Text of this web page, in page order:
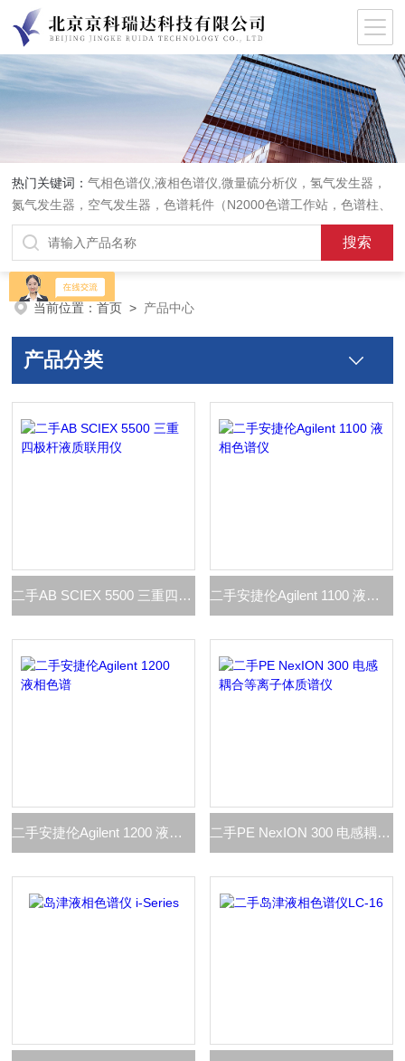
热门关键词：气相色谱仪,液相色谱仪,微量硫分析仪，氢气发生器，
氮气发生器，空气发生器，色谱耗件（N2000色谱工作站，色谱柱、
阀件、进样器、色谱担体），顶空进样器，热解析仪，紫外分光光度
计，原子吸收分光光度计，傅立叶红外光谱仪，分析天平等常规实验
室产品。
当前位置：首页 > 产品中心
产品分类
二手AB SCIEX 5500 三重四极杆液质联用仪 二手安捷伦Agilent 1100 液相色谱仪
二手安捷伦Agilent 1200 液相色谱 二手PE NexION 300 电感耦合等离子体质谱仪